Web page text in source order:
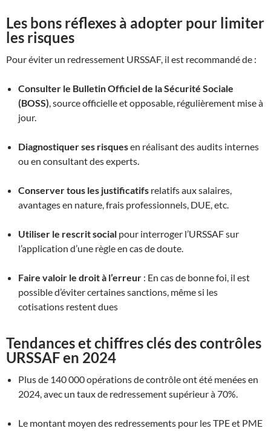
Les bons réflexes à adopter pour limiter
les risques
Pour éviter un redressement URSSAF, il est recommandé de :
Consulter le Bulletin Officiel de la Sécurité Sociale
(BOSS), source officielle et opposable, régulièrement mise à
jour.
Diagnostiquer ses risquesen réalisant des audits internes
ou en consultant des experts.
Conserver tous les justificatifs relatifs aux salaires,
avantages en nature, frais professionnels, DUE, etc.
Utiliser le rescrit social pour interroger l’URSSAF sur
l’application d’une règle en cas de doute.
Faire valoir le droit à l’erreur : En cas de bonne foi, il est
possible d’éviter certaines sanctions, même si les
cotisations restent dues
Tendances et chiffres clés des contrôles
URSSAF en 2024
Plus de 140 000 opérations de contrôle ont été menées en
2024, avec un taux de redressement supérieur à 70%.
Le montant moyen des redressements pour les TPE et PME